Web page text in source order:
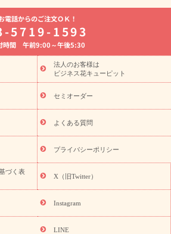
祝いの花特集
誕生日フラワーギフト特集
キョウ)
開店・開業祝い
やみ お供え・お悔やみの花
・葬儀に贈る花 胡蝶蘭・花鉢
イベント
ひまわり ギフト・プレゼント
盆） 季節のイベント
お盆 花（新
盆・初盆）
お盆・お供え 花とセットギ
ザーブドフラワー
ひまわり ギフト・プ
り・お中元・暑中見舞い 花のギフト特集
フト・プレゼント特集
集
敬老の日 花のおすすめランキング
敬
・プレゼント特集
敬老の日 花とセットギ
敬老の日の花 全てのギフト一覧
キャン
ガーディアンズ』コラボキャンペーン
」キャンペーン
誕生日の花を探す
誕生日フラワーギフト特集
の誕生花(リンドウ)
電話からのご注文ＯＫ！
5719-1593
時間 午前9:00～午後5:30
法人のお客様は
ビジネス花キューピット
セミオーダー
よくある質問
プライバシーポリシー
づく表
X（旧Twitter）
Instagram
LINE